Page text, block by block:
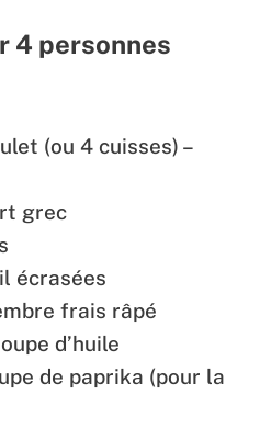
4 personnes
(ou 4 cuisses) –
grec
écrasées
frais râpé
d’huile
de paprika (pour la